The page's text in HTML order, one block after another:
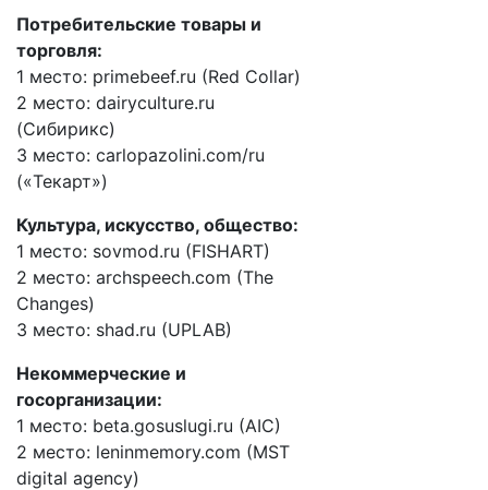
Потребительские товары и
торговля:
1 место: primebeef.ru (Red Collar)
2 место: dairyculture.ru
(Сибирикс)
3 место: carlopazolini.com/ru
(«Текарт»)
Культура, искусство, общество:
1 место: sovmod.ru (FISHART)
2 место: archspeech.com (The
Changes)
3 место: shad.ru (UPLAB)
Некоммерческие и
госорганизации:
1 место: beta.gosuslugi.ru (AIC)
2 место: leninmemory.com (MST
digital agency)